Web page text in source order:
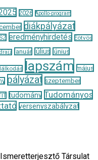
2025 2026 Apollo-program
diákpályázat
eredményhirdetés Eötvös
január július június
lapszám május
pályázat szeptember
tudomány Tudományos
versenyszabályzat
Társulat